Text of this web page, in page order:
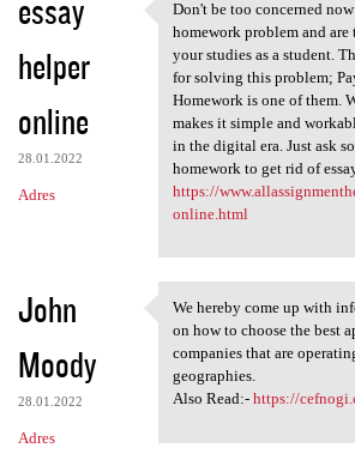
essay
helper
online
28.01.2022
Adres
Don't be too
Don't be too concerned
homework problem and
your studies as a student.
for solving this problem;
Homework is one of them.
makes it simple and
in the digital era. Just ask
homework to get rid of
https://
online.html
John
Moody
28.01.2022
Adres
We hereby come up
We hereby come up with
on how to choose the best
companies that are
geographies.
Also Read:- https://